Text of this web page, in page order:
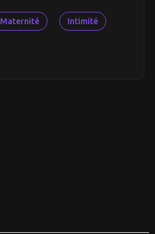
Maternité Intimité